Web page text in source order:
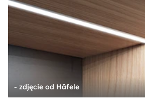
- zdjęcie od Häfele